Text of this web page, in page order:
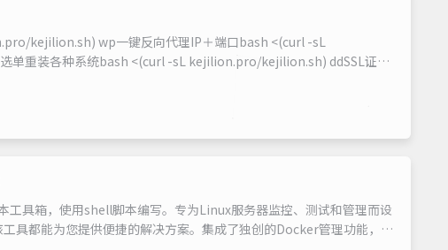
kejilion.sh) wp一键反向代理IP＋端口bash <(curl -sL
单重装各种系统bash <(curl -sL kejilion.pro/kejilion.sh) ddSSL证书
工具箱，使用shell脚本编写。专为Linux服务器监控、测试和管理而设
具都能为您提供便捷的解决方案。集成了独创的Docker管理功能，让